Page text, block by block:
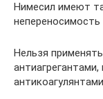
Нимесил имеют
Нельзя